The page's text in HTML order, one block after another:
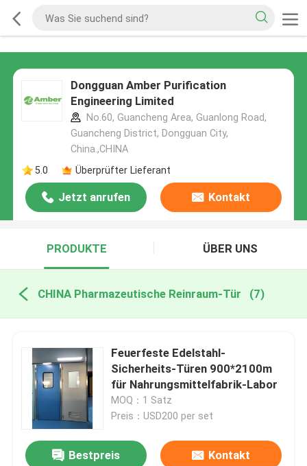
Dongguan Amber Purification
Engineering Limited
No.60, Guancheng Area, Guanlong Road,
Guancheng District, Dongguan City,
China.,CHINA
5.0
Überprüfter Lieferant
Jetzt anrufen Kontakt
PRODUKTE ÜBER UNS
CHINA Pharmazeutische Reinraum-Tür (7)
Feuerfeste Edelstahl-
Sicherheits-Türen 900*2100m
für Nahrungsmittelfabrik-Labor
MOQ：1 Satz
Preis：USD200 per set
Bestpreis Kontakt